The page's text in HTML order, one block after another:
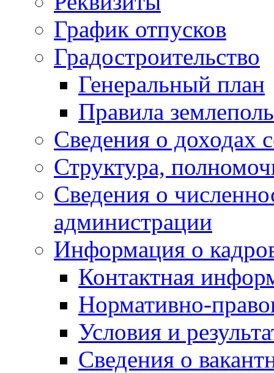
График отпусков
Градостроительство
Генеральный план
Правила
Сведения о доходах
Структура,
Сведения о
администрации
Информация о
Контактная
Нормативно-
Условия и
Сведения о